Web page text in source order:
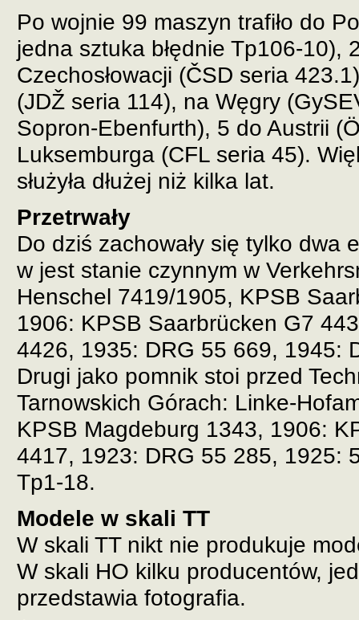
Po wojnie 99 maszyn trafiło do
jedna sztuka błędnie Tp106-10),
Czechosłowacji (ČSD seria
(JDŽ seria 114), na Węgry
Sopron-Ebenfurth), 5 do Austrii
Luksemburga (CFL seria 45).
służyła dłużej niż kilka lat.
Przetrwały
Do dziś zachowały się tylko dwa
w jest stanie czynnym w
Henschel 7419/1905, KPSB
1906: KPSB Saarbrücken G7
4426, 1935: DRG 55 669, 1945:
Drugi jako pomnik stoi przed
Tarnowskich Górach: Linke-
KPSB Magdeburg 1343, 1906:
4417, 1923: DRG 55 285, 1925:
Tp1-18.
Modele w skali TT
W skali TT nikt nie produkuje
W skali HO kilku producentów,
przedstawia fotografia.